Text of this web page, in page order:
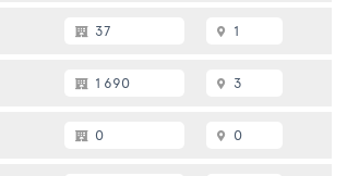
37 1
1 690 3
0 0